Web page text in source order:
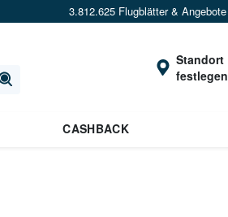
3.812.625 Flugblätter & Angebote
Standort
festlegen
CASHBACK